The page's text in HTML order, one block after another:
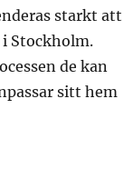
starkt att
Stockholm.
de kan
sitt hem